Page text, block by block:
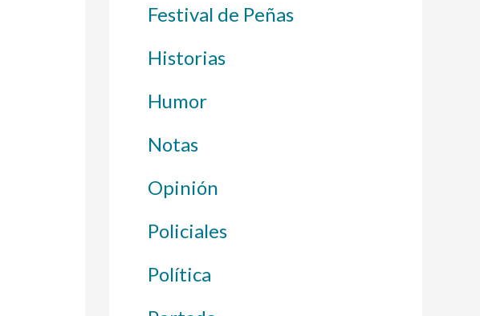
Festival de Peñas
Historias
Humor
Notas
Opinión
Policiales
Política